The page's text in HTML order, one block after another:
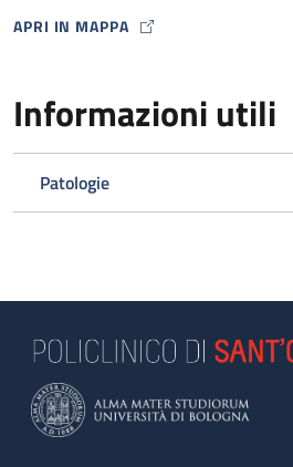
APRI IN MAPPA
MAP ICON
Informazioni utili
Patologie